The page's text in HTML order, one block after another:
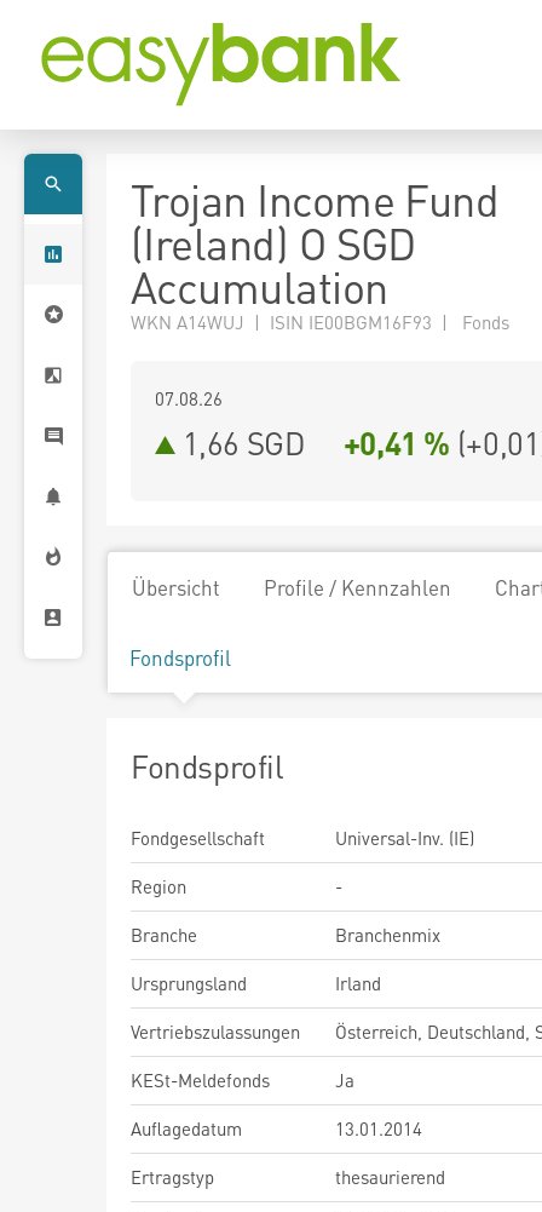
Trojan Income Fund
(Ireland) O SGD
Accumulation
WKN A14WUJ | ISIN IE00BGM16F93 | Fonds
07.08.26
1,66 SGD +0,41 % (+0,01
Übersicht Profile / Kennzahlen
Fondsprofil
Fondsprofil
Fondgesellschaft
Universal-Inv. (IE)
Region
-
Branche
Branchenmix
Ursprungsland
Irland
Vertriebszulassungen
Österreich, Deutschland,
KESt-Meldefonds
Ja
Auflagedatum
13.01.2014
Ertragstyp
thesaurierend